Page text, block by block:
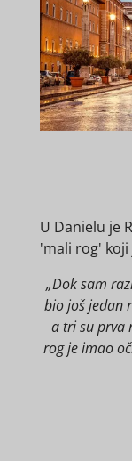
U Danielu je
'mali rog' koji
„Dok sam
bio još jedan
a tri su prva
rog je imao